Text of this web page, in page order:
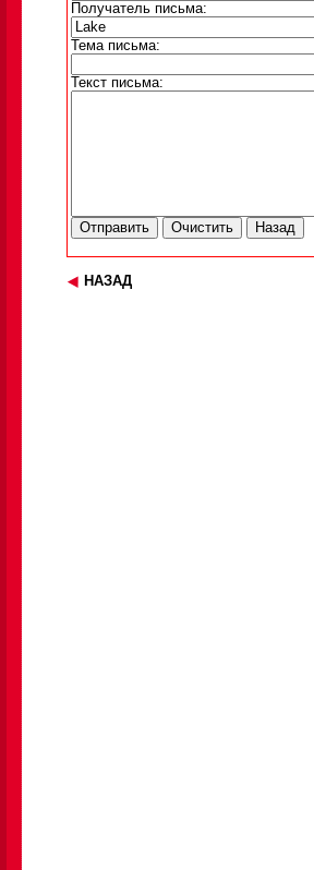
Получатель письма:
Тема письма:
Текст письма:
НАЗАД